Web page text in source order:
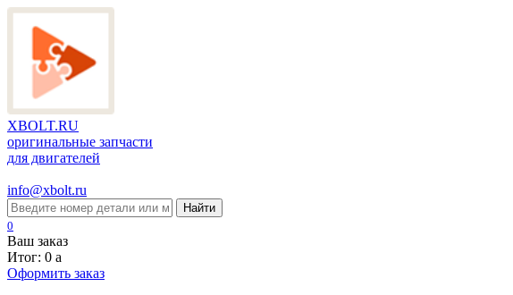
XBOLT.RU
оригинальные запчасти
для двигателей
info@xbolt.ru
Найти
0
Ваш заказ
Итог: 0 a
Оформить заказ